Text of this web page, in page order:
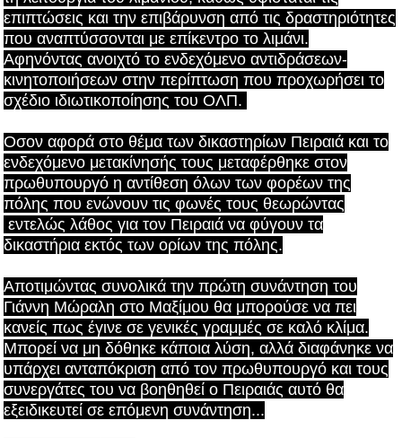
επιπτώσεις και την επιβάρυνση από τις δραστηριότητες
που αναπτύσσονται με επίκεντρο το λιμάνι.
Αφηνόνταςανοιχτό το ενδεχόμενο αντιδράσεων-
κινητοποιήσεων στην περίπτωση που προχωρήσει το
σχέδιο ιδιωτικοποίησης του ΟΛΠ.
Οσον αφορά στο θέμα των δικαστηρίων Πειραιά και το
ενδεχόμενο μετακίνησής τους μεταφέρθηκε στον
πρωθυπουργό η αντίθεση όλων των φορέων της
πόλης που ενώνουν τις φωνές τους θεωρώντας
εντελώς λάθος για τον Πειραιά να φύγουν τα
δικαστήρια εκτός των ορίων της πόλης.
Αποτιμώντας συνολικά την πρώτη συνάντηση του
Γιάννη Μώραλη στο Μαξίμου θα μπορούσε να πει
κανείς πως έγινε σε γενικές γραμμές σε καλό κλίμα.
Μπορεί να μη δόθηκε κάποια λύση, αλλά διαφάνηκε να
υπάρχει ανταπόκριση από τον πρωθυπουργό και τους
συνεργάτες του να βοηθηθεί ο Πειραιάς αυτό θα
εξειδικευτεί σε επόμενη συνάντηση...